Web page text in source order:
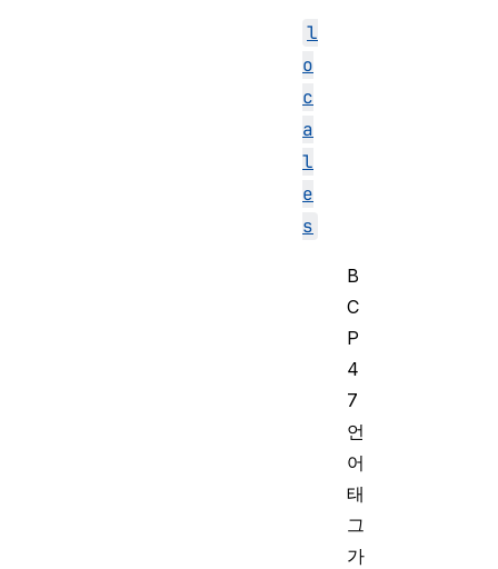
l
o
c
a
l
e
s
B
C
P
4
7
언
어
태
그
가